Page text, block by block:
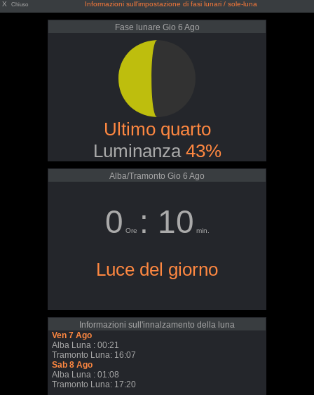
X Chiuso Informazioni sull'impostazione di fasi lunari / sole-luna
Fase lunare Gio 6 Ago
Ultimo quarto
Luminanza 43%
Alba/Tramonto Gio 6 Ago
0 Ore : 10 min.
Luce del giorno
Informazioni sull'innalzamento della luna
Ven 7 Ago
Alba Luna : 00:21
Tramonto Luna: 16:07
Sab 8 Ago
Alba Luna : 01:08
Tramonto Luna: 17:20